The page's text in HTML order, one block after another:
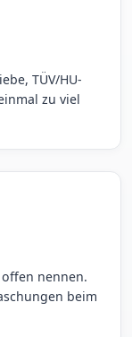
TÜV/HU-
zu viel
nennen.
beim